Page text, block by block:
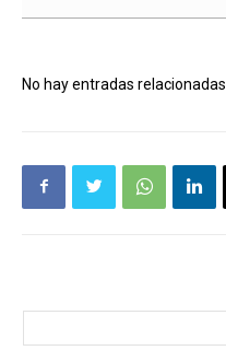
No hay entradas relacionadas